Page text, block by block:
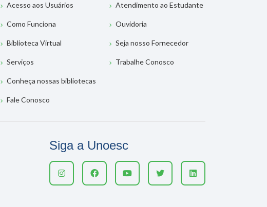
Acesso aos Usuários
Como Funciona
Biblioteca Virtual
Serviços
Conheça nossas bibliotecas
Fale Conosco
Atendimento ao Estudante
Ouvidoria
Seja nosso Fornecedor
Trabalhe Conosco
Siga a Unoesc